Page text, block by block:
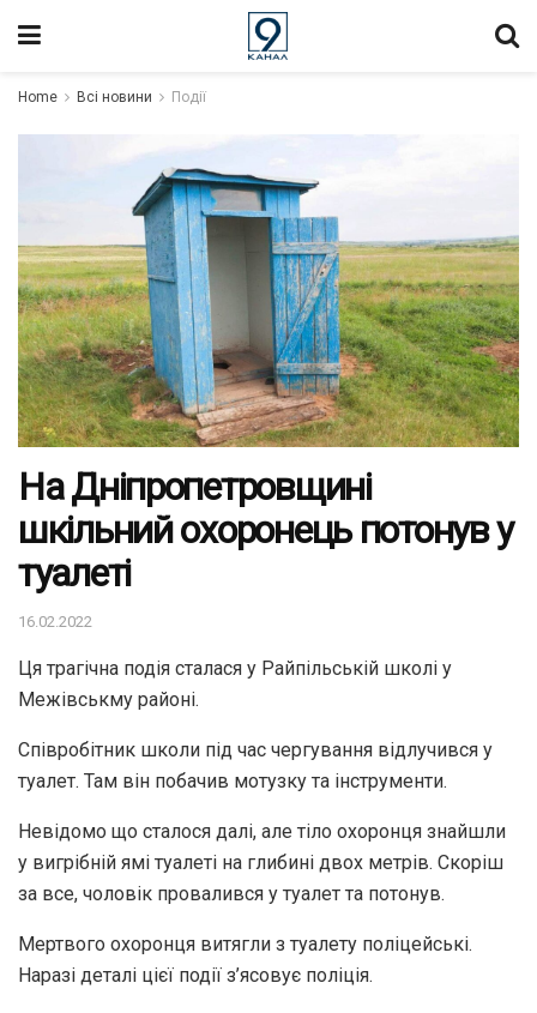
Home Всі новини Події
На Дніпропетровщині
шкільний охоронець потонув у
туалеті
16.02.2022
Ця трагічна подія сталася у Райпільській школі у
Межівськму районі.
Співробітник школи під час чергування відлучився у
туалет. Там він побачив мотузку та інструменти.
Невідомо що сталося далі, але тіло охоронця знайшли
у вигрібній ямі туалеті на глибині двох метрів. Скоріш
за все, чоловік провалився у туалет та потонув.
Мертвого охоронця витягли з туалету поліцейські.
Наразі деталі цієї події з’ясовує поліція.